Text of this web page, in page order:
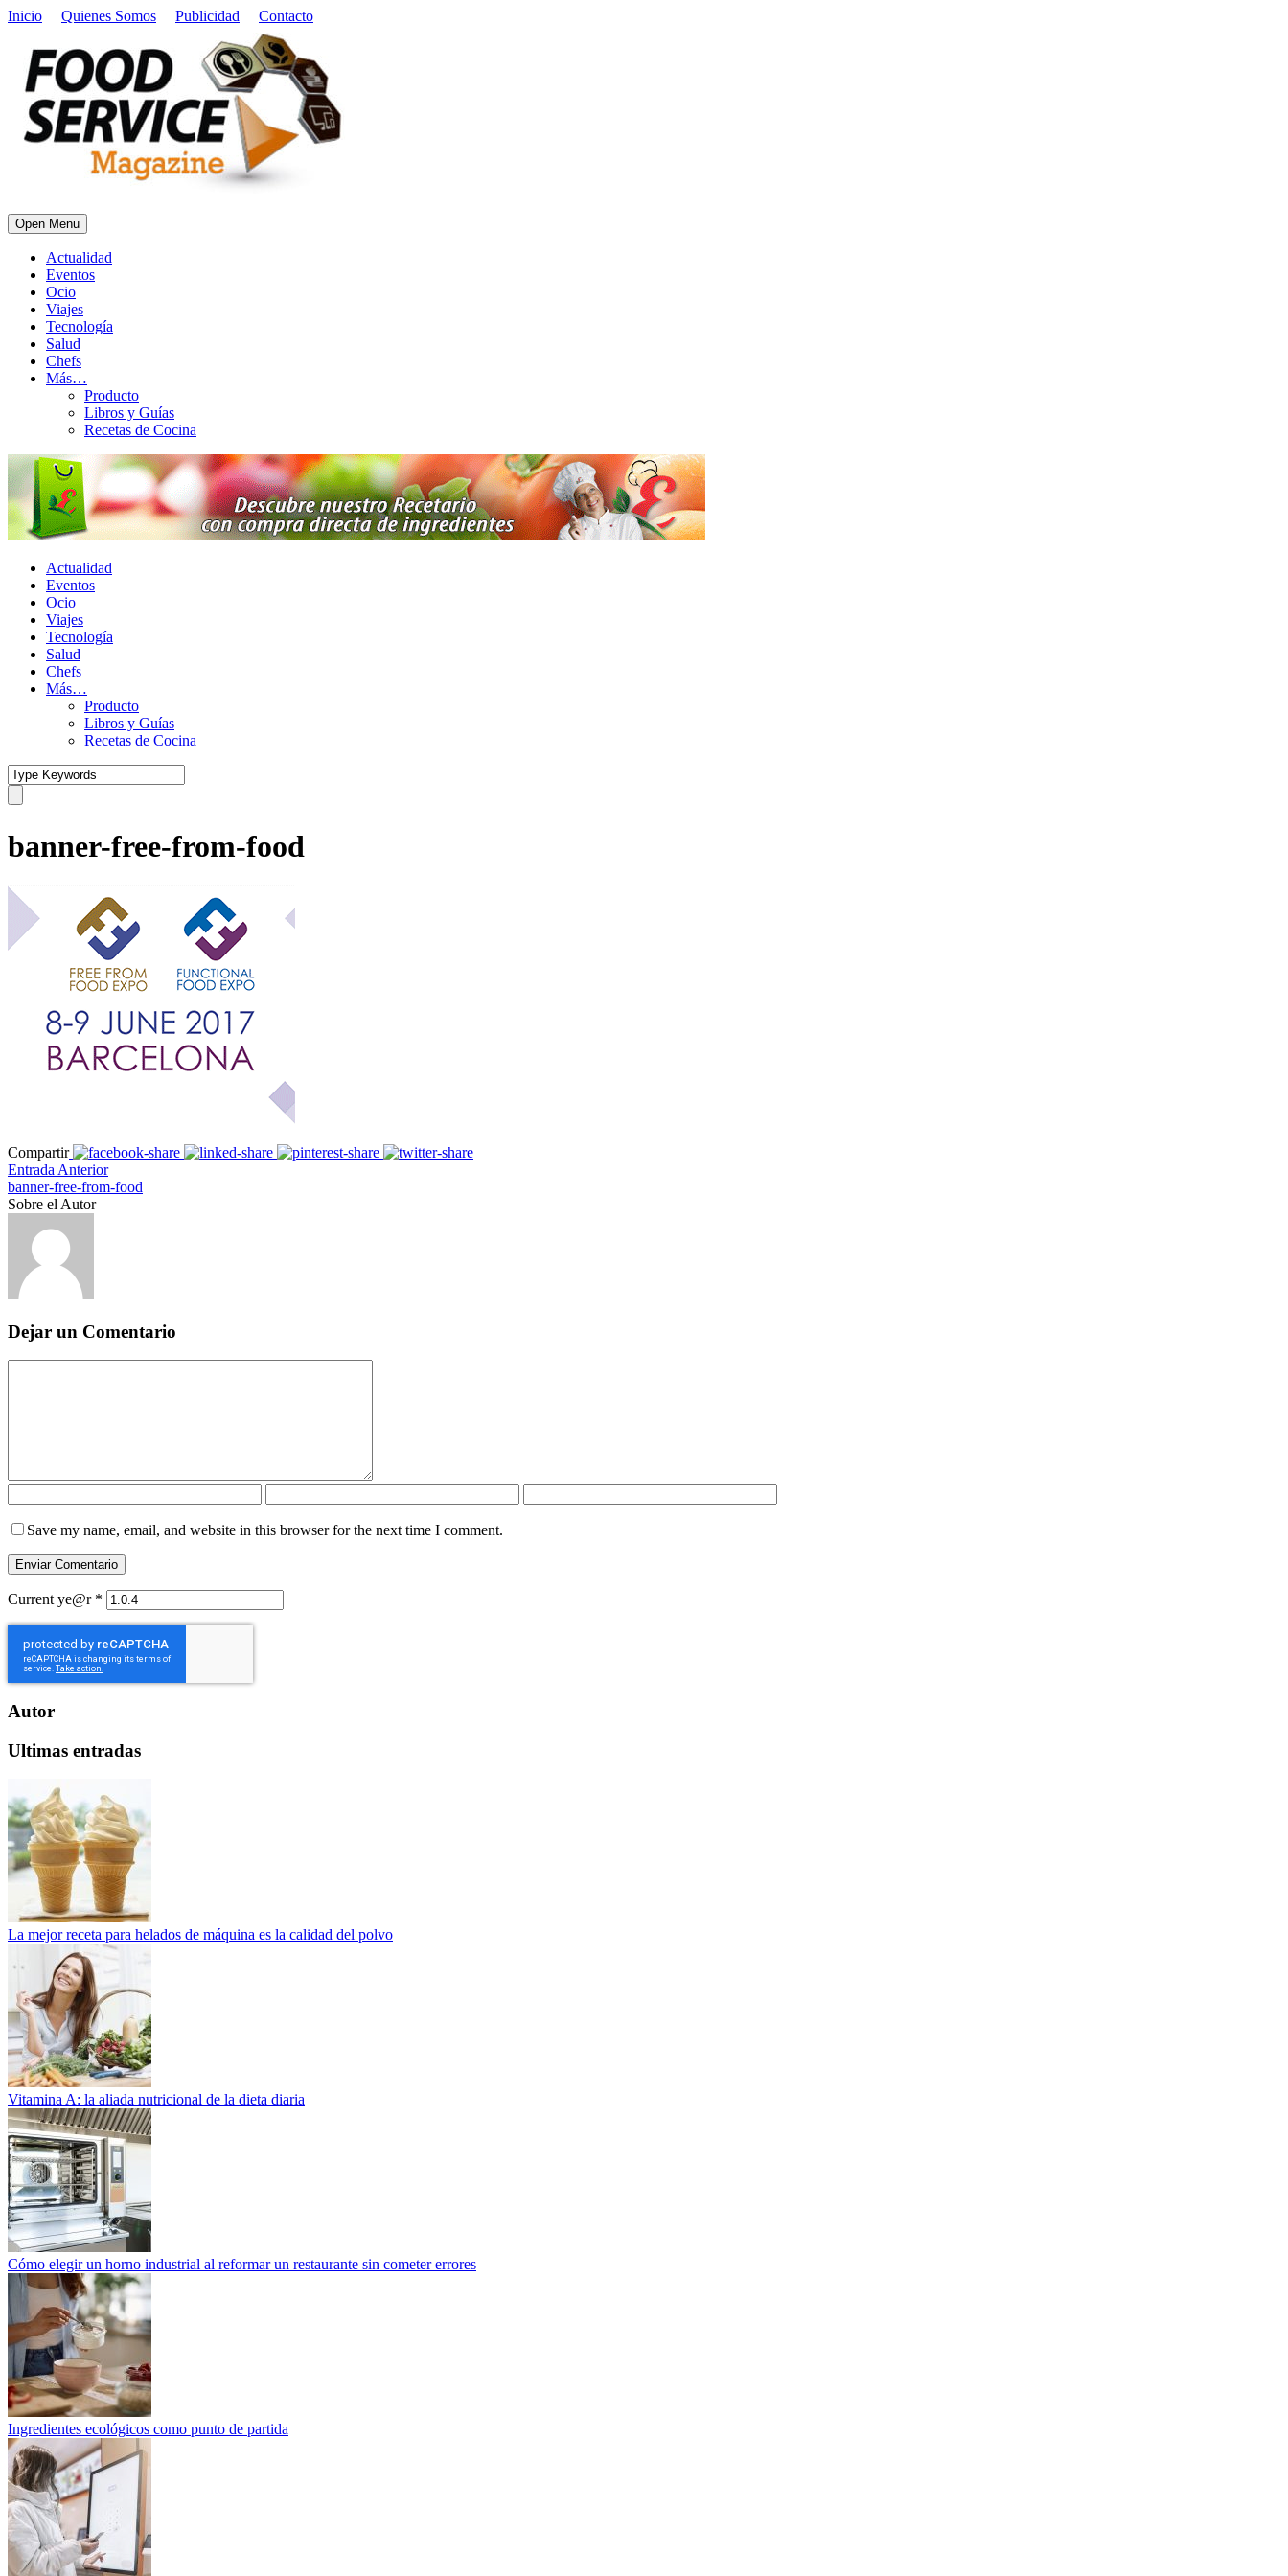
Inicio Quienes Somos Publicidad Contacto
Open Menu
Actualidad
Eventos
Ocio
Viajes
Tecnología
Salud
Chefs
Más…
Producto
Libros y Guías
Recetas de Cocina
Actualidad
Eventos
Ocio
Viajes
Tecnología
Salud
Chefs
Más…
Producto
Libros y Guías
Recetas de Cocina
banner-free-from-food
Compartir
Entrada Anterior
banner-free-from-food
Sobre el Autor
Dejar un Comentario
Save my name, email, and website in this browser for the next time I comment.
Current ye@r *
Autor
Ultimas entradas
La mejor receta para helados de máquina es la calidad del polvo
Vitamina A: la aliada nutricional de la dieta diaria
Cómo elegir un horno industrial al reformar un restaurante sin cometer errores
Ingredientes ecológicos como punto de partida